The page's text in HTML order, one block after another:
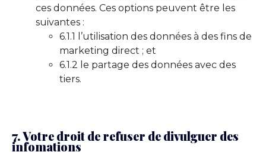
ces données. Ces options peuvent être les
suivantes :
6.1.1 l’utilisation des données à des fins de
marketing direct ; et
6.1.2 le partage des données avec des
tiers.
7. Votre droit de refuser de divulguer des
infomations